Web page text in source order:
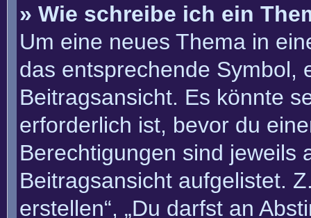
» Wie schreibe ich ein
Um eine neues Thema in
das entsprechende Symbol,
Beitragsansicht. Es könnte
erforderlich ist, bevor du
Berechtigungen sind jeweils
Beitragsansicht aufgelistet.
erstellen“, „Du darfst an